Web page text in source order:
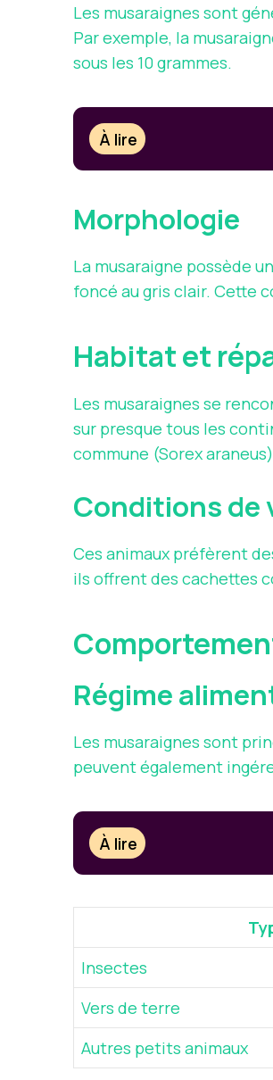
Les musaraignes sont
Par exemple, la
sous les 10 grammes.
À lire
Morphologie
La musaraigne possède
foncé au gris clair. Cette
Habitat et
Les musaraignes se
sur presque tous les
commune (Sorex
Conditions de
Ces animaux préfèrent
ils offrent des cachettes
Régime
Les musaraignes sont
peuvent également
À lire
Insectes
Vers de terre
Autres petits animaux